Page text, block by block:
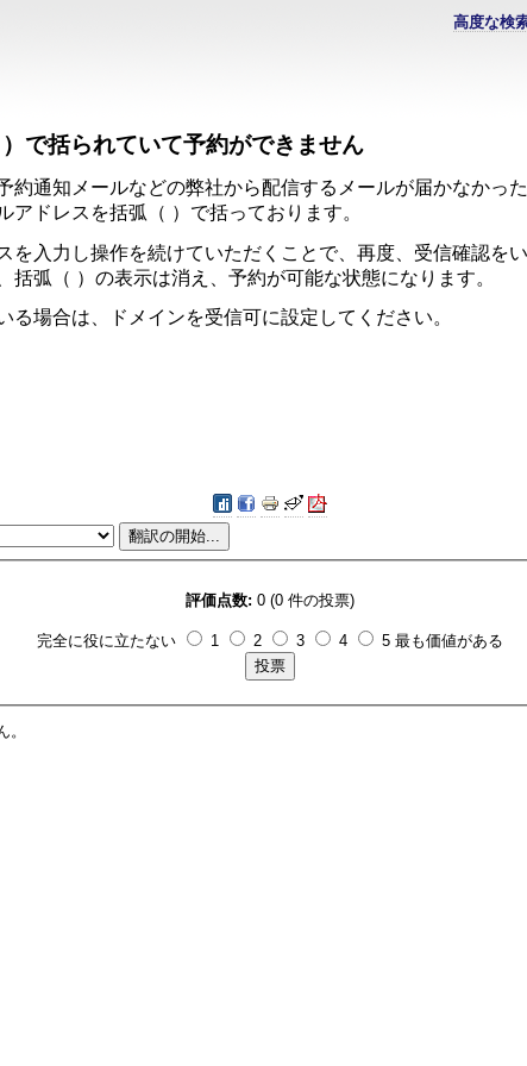
高度な検
で括られていて予約ができません
約通知メールなどの弊社から配信するメールが届かなかっ
アドレスを括弧（ ）で括っております。
を入力し操作を続けていただくことで、再度、受信確認をい
括弧（ ）の表示は消え、予約が可能な状態になります。
場合は、ドメインを受信可に設定してください。
評価点数: 0 (0 件の投票)
完全に役に立たない 1 2 3 4 5 最も価値がある